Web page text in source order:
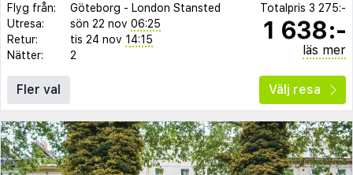
Flyg från: Göteborg - London Stansted
Utresa:
sön 22 nov 06:25
Retur:
tis 24 nov 14:15
Nätter:
2
Totalpris 3 275:-
1 638:-
läs mer
Fler val Välj resa